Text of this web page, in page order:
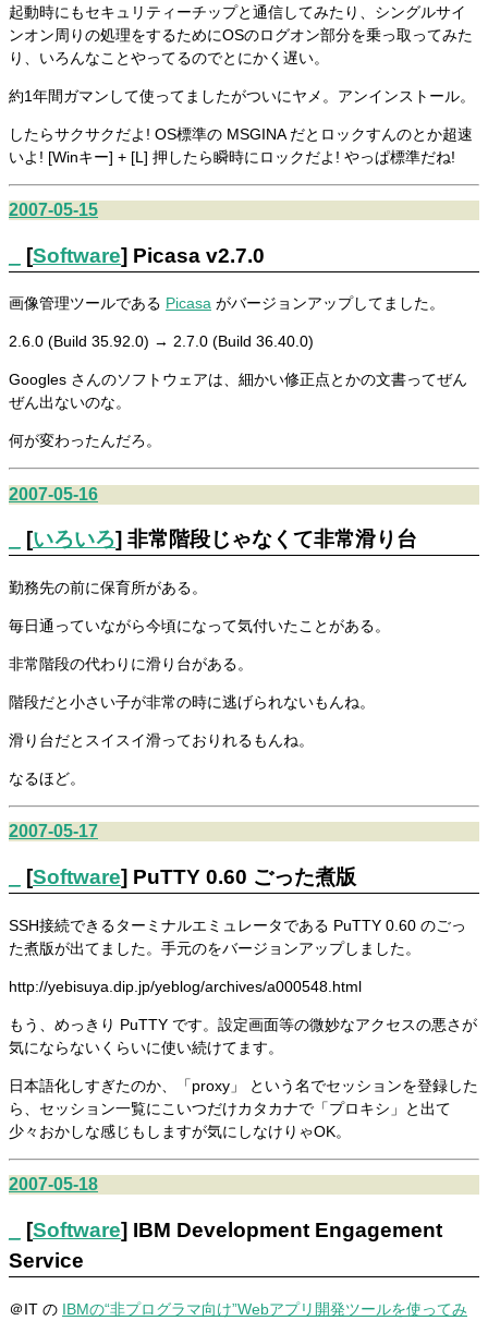
起動時にもセキュリティーチップと通信してみたり、シングルサイ
ンオン周りの処理をするためにOSのログオン部分を乗っ取ってみた
り、いろんなことやってるのでとにかく遅い。
約1年間ガマンして使ってましたがついにヤメ。アンインストール。
したらサクサクだよ! OS標準の MSGINA だとロックすんのとか超速
いよ! [Winキー] + [L] 押したら瞬時にロックだよ! やっぱ標準だね!
2007-05-15
[Software] Picasa v2.7.0
画像管理ツールである Picasa がバージョンアップしてました。
2.6.0 (Build 35.92.0) → 2.7.0 (Build 36.40.0)
Googles さんのソフトウェアは、細かい修正点とかの文書ってぜん
ぜん出ないのな。
何が変わったんだろ。
2007-05-16
[いろいろ] 非常階段じゃなくて非常滑り台
勤務先の前に保育所がある。
毎日通っていながら今頃になって気付いたことがある。
非常階段の代わりに滑り台がある。
階段だと小さい子が非常の時に逃げられないもんね。
滑り台だとスイスイ滑っておりれるもんね。
なるほど。
2007-05-17
[Software] PuTTY 0.60 ごった煮版
SSH接続できるターミナルエミュレータである PuTTY 0.60 のごっ
た煮版が出てました。手元のをバージョンアップしました。
http://yebisuya.dip.jp/yeblog/archives/a000548.html
もう、めっきり PuTTY です。設定画面等の微妙なアクセスの悪さが
気にならないくらいに使い続けてます。
日本語化しすぎたのか、「proxy」 という名でセッションを登録した
ら、セッション一覧にこいつだけカタカナで「プロキシ」と出て
少々おかしな感じもしますが気にしなけりゃOK。
2007-05-18
[Software] IBM Development Engagement
Service
＠IT の IBMの“非プログラマ向け”Webアプリ開発ツールを使ってみ